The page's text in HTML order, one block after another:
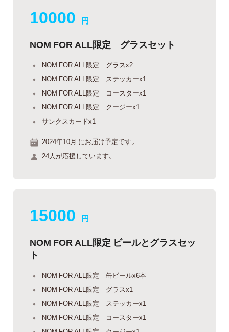
10000 円
NOM FOR ALL限定 グラスセット
NOM FOR ALL限定 グラスx2
NOM FOR ALL限定 ステッカーx1
NOM FOR ALL限定 コースターx1
NOM FOR ALL限定 クージーx1
サンクスカードx1
2024年10月 にお届け予定です。
24人が応援しています。
15000 円
NOM FOR ALL限定 ビールとグラスセッ
ト
NOM FOR ALL限定 缶ビールx6本
NOM FOR ALL限定 グラスx1
NOM FOR ALL限定 ステッカーx1
NOM FOR ALL限定 コースターx1